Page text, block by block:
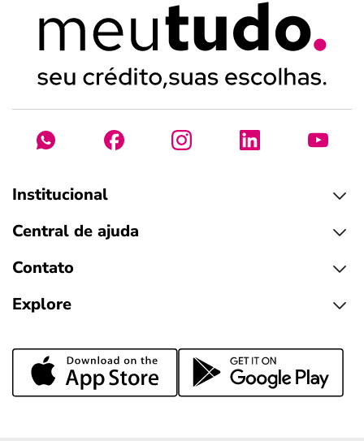
Institucional
Central de ajuda
Contato
Explore